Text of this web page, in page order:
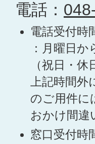
電話：
電話受付時
：月曜日
（祝日・休
上記時間外
のご用件に
おかけ間違
窓口受付時